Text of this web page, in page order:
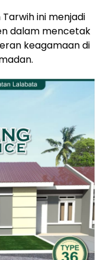
ini menjadi
dalam mencetak
keagamaan di